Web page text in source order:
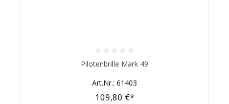
Durchschnittliche Bewertung von 0 von 5 Sternen
Pilotenbrille Mark 49
Art.Nr.: 61403
109,80 €*